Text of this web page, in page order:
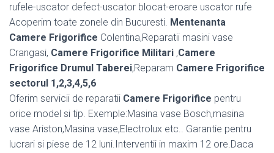
rufele-uscator defect-uscator blocat-eroare uscator rufe
Acoperim toate zonele din Bucuresti. Mentenanta
Camere Frigorifice Colentina,Reparatii masini vase
Crangasi, Camere Frigorifice Militari ,Camere
Frigorifice Drumul Taberei,Reparam Camere Frigorifice
sectorul 1,2,3,4,5,6
Oferim servicii de reparatii Camere Frigorifice pentru
orice model si tip. Exemple:Masina vase Bosch,masina
vase Ariston,Masina vase,Electrolux etc.. Garantie pentru
lucrari si piese de 12 luni.Interventii in maxim 12 ore.Daca